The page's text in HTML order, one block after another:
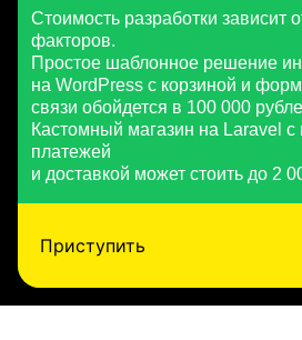
Стоимость разработки зависит
факторов.
Простое шаблонное решение
на WordPress с корзиной и
связи обойдется в 100 000
Кастомный магазин на Laravel с
платежей
и доставкой может стоить до 2
Приступить